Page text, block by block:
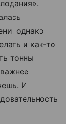
однако
и как-то
тонны
И